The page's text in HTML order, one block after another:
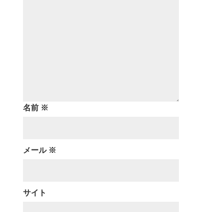
名前 ※
メール ※
サイト